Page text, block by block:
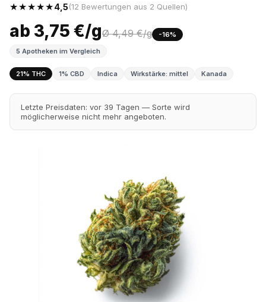
★★★★★4,5(12 Bewertungen aus 2 Quellen)
ab 3,75 €/gØ 4,49 €/g
-16%
5 Apotheken im Vergleich
21% THC 1% CBD Indica Wirkstärke: mittel Kanada
Letzte Preisdaten: vor 39 Tagen — Sorte wird
möglicherweise nicht mehr angeboten.